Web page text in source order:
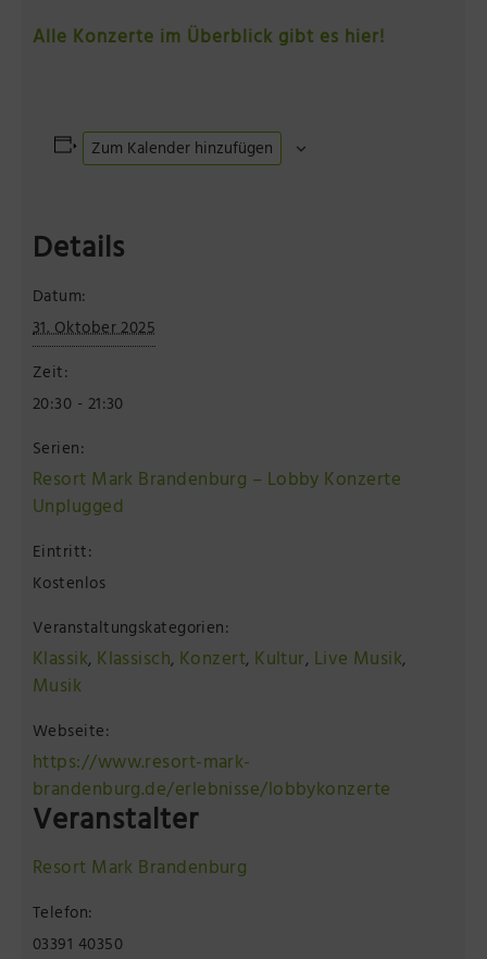
Alle Konzerte im Überblick gibt es hier!
Zum Kalender hinzufügen
Details
Datum:
31. Oktober 2025
Zeit:
20:30 - 21:30
Serien:
Resort Mark Brandenburg – Lobby Konzerte
Unplugged
Eintritt:
Kostenlos
Veranstaltungskategorien:
Klassik, Klassisch, Konzert, Kultur, Live Musik,
Musik
Webseite:
https://www.resort-mark-
brandenburg.de/erlebnisse/lobbykonzerte
Veranstalter
Resort Mark Brandenburg
Telefon:
03391 40350